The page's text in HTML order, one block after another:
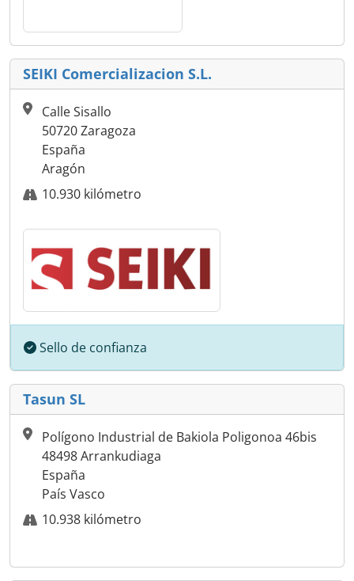
SEIKI Comercializacion S.L.
Calle Sisallo
50720 Zaragoza
España
Aragón
10.930 kilómetro
Sello de confianza
Tasun SL
Polígono Industrial de Bakiola Poligonoa 46bis
48498 Arrankudiaga
España
País Vasco
10.938 kilómetro